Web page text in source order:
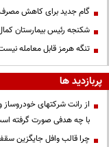
گام جدید برای کاهش
شکنجه رئیس بیمارستان
تنگه هرمز قابل معامله نیست
پربازدید ها
از رانت‌ شرکتهای خودروساز
با چه هدفی صورت گرفته
چرا قالب وافل جایگزین